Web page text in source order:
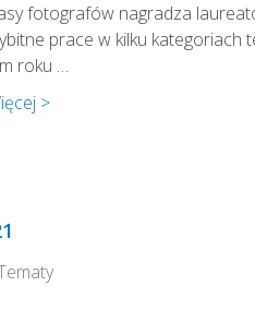
fotografów nagradza
prace w kilku kategoriach
roku …
>